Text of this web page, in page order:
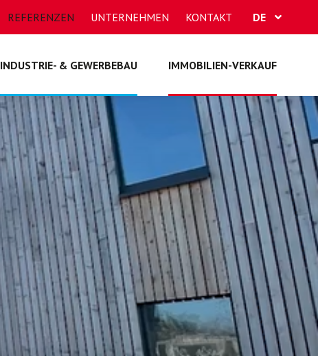
DE
REFERENZEN UNTERNEHMEN KONTAKT
INDUSTRIE- & GEWERBEBAU IMMOBILIEN-VERKAUF